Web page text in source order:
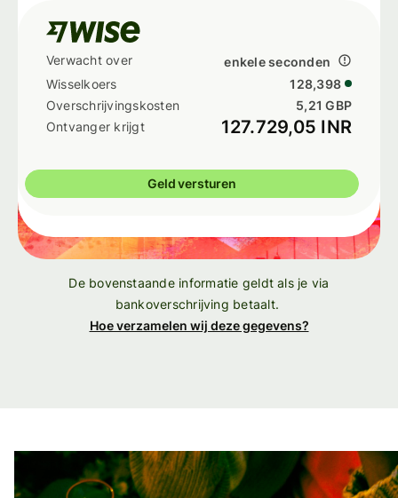
enkele seconden
128,398
5,21 GBP
127.729,05 INR
Geld versturen
De bovenstaande informatie geldt als je via
bankoverschrijving betaalt.
Hoe verzamelen wij deze gegevens?